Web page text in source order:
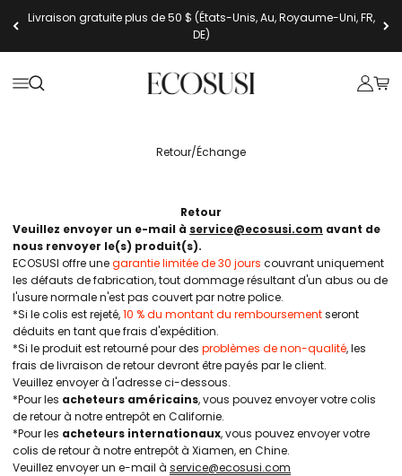
Livraison gratuite plus de 50 $ (États-Unis, Au, Royaume-Uni, FR,
DE)
Ouvrir la navigation
Ouvrir la recherche Ecosusi Ouvrir
Voir
Retour/Échange
Retour
Veuillez envoyer un e-mail à service@ecosusi.com avant de
nous renvoyer le(s) produit(s).
ECOSUSI offre unegarantie limitée de 30 jours couvrant uniquement
les défauts de fabrication, tout dommage résultant d'un abus ou de
l'usure normale n'est pas couvert par notre police.
*Si le colis est rejeté,10 % du montant du remboursementseront
déduits en tant que frais d'expédition.
*Si le produit est retourné pour des problèmes de non-qualité, les
frais de livraison de retour devront être payés par le client.
Veuillez envoyer à l'adresse ci-dessous.
*Pour les acheteurs américains, vous pouvez envoyer votre colis
de retour à notre entrepôt en Californie.
*Pour les acheteurs internationaux, vous pouvez envoyer votre
colis de retour à notre entrepôt à Xiamen, en Chine.
Veuillez envoyer un e-mail à service@ecosusi.com